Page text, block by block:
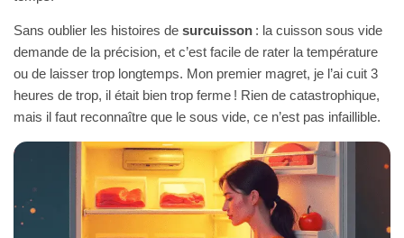
Sans oublier les histoires de surcuisson : la cuisson sous vide
demande de la précision, et c’est facile de rater la température
ou de laisser trop longtemps. Mon premier magret, je l’ai cuit 3
heures de trop, il était bien trop ferme ! Rien de catastrophique,
mais il faut reconnaître que le sous vide, ce n’est pas infaillible.